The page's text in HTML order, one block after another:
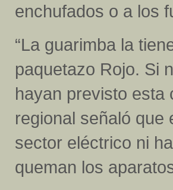
enchufados o a los
“La guarimba la
paquetazo Rojo. Si
hayan previsto esta
regional señaló que
sector eléctrico ni
queman los